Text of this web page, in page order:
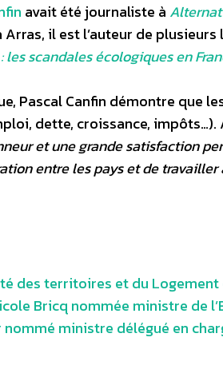
avait été journaliste à
il est l’auteur de
les scandales écologiques en
Pascal Canfin démontre que
dette, croissance, impôts…).
et une grande satisfaction
entre les pays et de
des territoires et du
Bricq nommée ministre de
ministre délégué en